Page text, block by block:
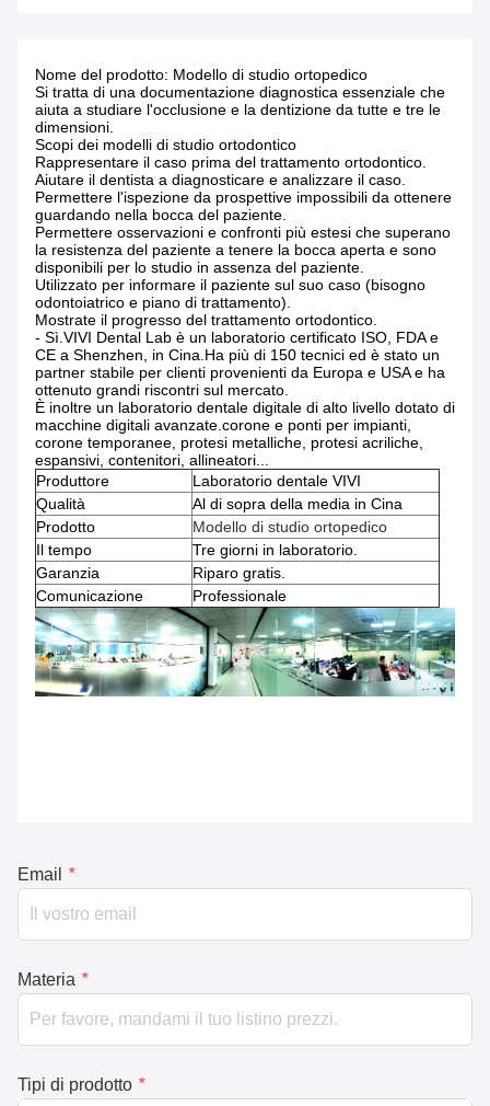
Nome del prodotto: Modello di studio ortopedico
Si tratta di una documentazione diagnostica essenziale che
aiuta a studiare l'occlusione e la dentizione da tutte e tre le
dimensioni.
Scopi dei modelli di studio ortodontico
Rappresentare il caso prima del trattamento ortodontico.
Aiutare il dentista a diagnosticare e analizzare il caso.
Permettere l'ispezione da prospettive impossibili da ottenere
guardando nella bocca del paziente.
Permettere osservazioni e confronti più estesi che superano
la resistenza del paziente a tenere la bocca aperta e sono
disponibili per lo studio in assenza del paziente.
Utilizzato per informare il paziente sul suo caso (bisogno
odontoiatrico e piano di trattamento).
Mostrate il progresso del trattamento ortodontico.
- Sì. VIVI Dental Lab è un laboratorio certificato ISO, FDA e
CE a Shenzhen, in Cina.Ha più di 150 tecnici ed è stato un
partner stabile per clienti provenienti da Europa e USA e ha
ottenuto grandi riscontri sul mercato.
È inoltre un laboratorio dentale digitale di alto livello dotato di
macchine digitali avanzate.corone e ponti per impianti,
corone temporanee, protesi metalliche, protesi acriliche,
espansivi, contenitori, allineatori...
Produttore
Laboratorio dentale VIVI
Qualità
Al di sopra della media in Cina
Prodotto
Modello di studio ortopedico
Il tempo
Tre giorni in laboratorio.
Garanzia
Riparo gratis.
Comunicazione
Professionale
Email *
Materia *
Tipi di prodotto *